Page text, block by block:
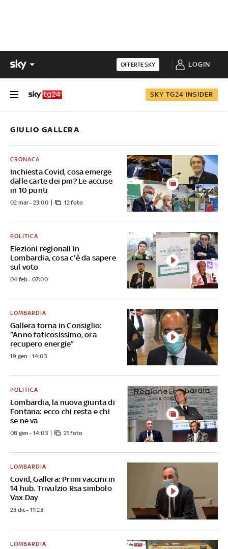
OFFERTE SKY LOGIN
SKY TG24 INSIDER
GIULIO GALLERA
Inchiesta Covid, cosa emerge
dalle carte dei pm? Le accuse
in 10 punti
CRONACA
02 mar - 23:00 12 foto
Elezioni regionali in
Lombardia, cosa c’è da sapere
sul voto
POLITICA
04 feb - 07:00
Gallera torna in Consiglio:
“Anno faticosissimo, ora
recupero energie”
LOMBARDIA
19 gen - 14:03
Lombardia, la nuova giunta di
Fontana: ecco chi resta e chi
se ne va
POLITICA
08 gen - 14:03 21 foto
Covid, Gallera: Primi vaccini in
14 hub. Trivulzio Rsa simbolo
Vax Day
LOMBARDIA
23 dic - 11:23
LOMBARDIA